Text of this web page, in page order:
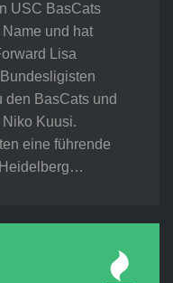
USC BasCats
und hat
Lisa
den BasCats und
Kuusi.
eine führende